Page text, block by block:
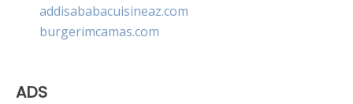
addisababacuisineaz.com
burgerimcamas.com
ADS